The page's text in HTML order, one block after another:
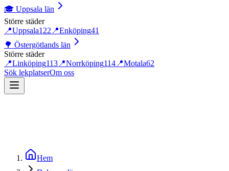
🎓 Uppsala län
Större städer
📍Uppsala122 📍Enköping41
🌳 Östergötlands län
Större städer
📍Linköping113 📍Norrköping114 📍Motala62
Sök lekplatserOm oss
Hem